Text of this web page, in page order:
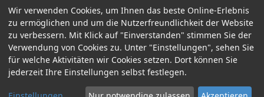
CH-8050 Zurich
Schweiz
E-Mail: office@mcadvo.com
© 2005-2025 McAdvo Ltd.
Wir verwenden Cookies, um Ihnen das beste Online-Erlebnis
zu ermöglichen und um die Nutzerfreundlichkeit der Website
zu verbessern. Mit Klick auf "Einverstanden" stimmen Sie der
Verwendung von Cookies zu. Unter "Einstellungen", sehen Sie
für welche Aktivitäten wir Cookies setzen. Dort können Sie
jederzeit Ihre Einstellungen selbst festlegen.